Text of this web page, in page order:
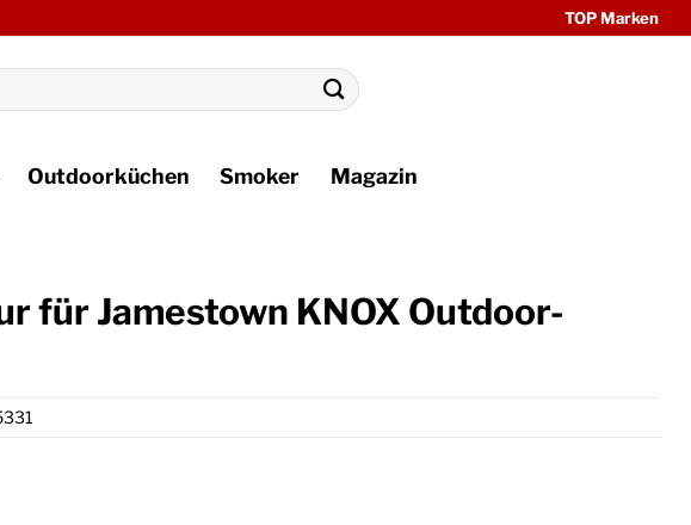
TOP Marken
Outdoorküchen Smoker Magazin
für Jamestown KNOX Outdoor-